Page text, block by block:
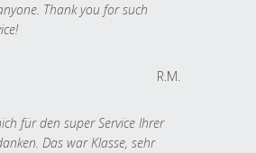
Thank you for such
R.M.
für den super Service Ihrer
Das war Klasse, sehr